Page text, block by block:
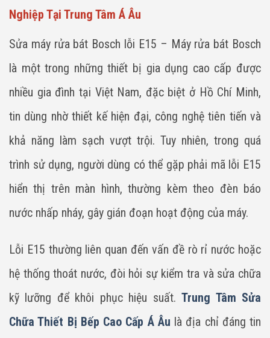
Nghiệp Tại Trung Tâm Á Âu
Sửa máy rửa bát Bosch lỗi E15 – Máy rửa bát Bosch
là một trong những thiết bị gia dụng cao cấp được
nhiều gia đình tại Việt Nam, đặc biệt ở Hồ Chí Minh,
tin dùng nhờ thiết kế hiện đại, công nghệ tiên tiến và
khả năng làm sạch vượt trội. Tuy nhiên, trong quá
trình sử dụng, người dùng có thể gặp phải mã lỗi E15
hiển thị trên màn hình, thường kèm theo đèn báo
nước nhấp nháy, gây gián đoạn hoạt động của máy.
Lỗi E15 thường liên quan đến vấn đề rò rỉ nước hoặc
hệ thống thoát nước, đòi hỏi sự kiểm tra và sửa chữa
kỹ lưỡng để khôi phục hiệu suất.Trung Tâm Sửa
Chữa Thiết Bị Bếp Cao Cấp Á Âu là địa chỉ đáng tin